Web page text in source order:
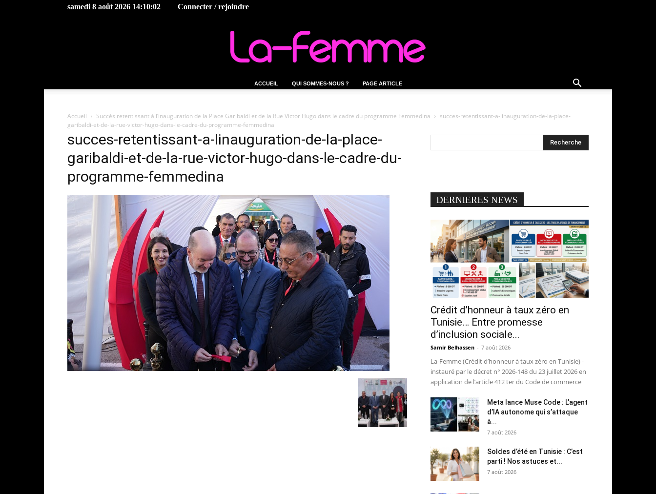
samedi 8 août 2026 14:10:02 Connecter / rejoindre
femme.tn
ACCUEIL QUI SOMMES-NOUS ? PAGE ARTICLE
Accueil Succès retentissant à l’inauguration de la Place Garibaldi et de la Rue Victor Hugo dans le cadre du programme Femmedina
succes-retentissant-a-linauguration-de-la-place-
garibaldi-et-de-la-rue-victor-hugo-dans-le-cadre-du-programme-femmedina
succes-retentissant-a-linauguration-de-la-place-
garibaldi-et-de-la-rue-victor-hugo-dans-le-cadre-du-
programme-femmedina
DERNIERES NEWS
Crédit d’honneur à taux zéro en
Tunisie… Entre promesse
d’inclusion sociale...
Samir Belhassen - 7 août 2026
La-Femme (Crédit d’honneur à taux zéro en Tunisie) -
instauré par le décret n° 2026-148 du 23 juillet 2026 en
application de l’article 412 ter du Code de commerce
Meta lance Muse Code : L’agent
d’IA autonome qui s’attaque
à...
7 août 2026
Soldes d’été en Tunisie : C’est
parti ! Nos astuces et...
7 août 2026